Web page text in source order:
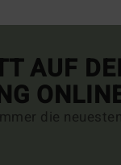
AUF
die